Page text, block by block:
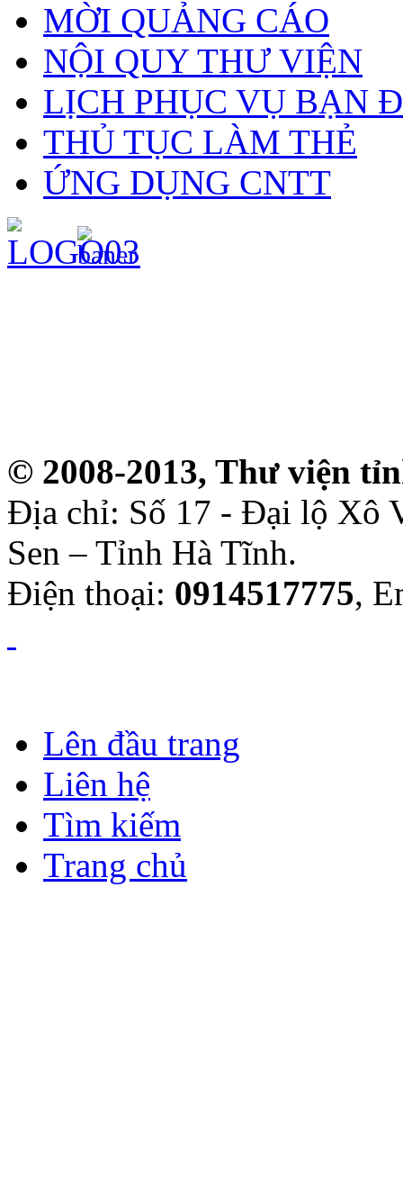
MỜI QUẢNG CÁO
NỘI QUY THƯ VIỆN
LỊCH PHỤC VỤ BẠN
THỦ TỤC LÀM THẺ
ỨNG DỤNG CNTT
© 2008-2013, Thư viện
Địa chỉ: Số 17 - Đại lộ Xô
Sen – Tỉnh Hà Tĩnh.
Điện thoại: 0914517775,
Lên đầu trang
Liên hệ
Tìm kiếm
Trang chủ